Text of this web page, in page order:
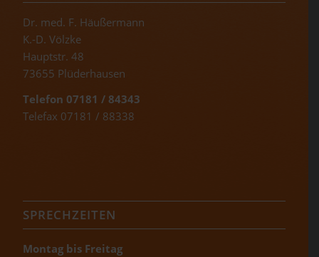
Dr. med. F. Häußermann
K.-D. Völzke
Hauptstr. 48
73655 Plüderhausen
Telefon 07181 / 84343
Telefax 07181 / 88338
SPRECHZEITEN
Montag bis Freitag